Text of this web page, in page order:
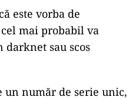
este vorba de
mai probabil va
sau scos
un număr de serie unic,